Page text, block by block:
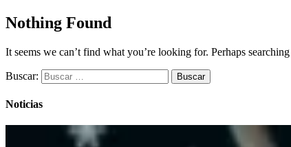
Nothing Found
It seems we can’t find what you’re looking for. Perhaps
Buscar:
Noticias